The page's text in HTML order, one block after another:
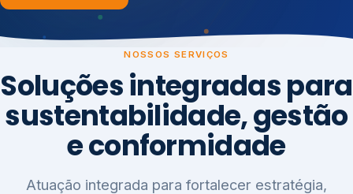
NOSSOS SERVIÇOS
Soluções integradas para
sustentabilidade, gestão
e conformidade
Atuação integrada para fortalecer estratégia,